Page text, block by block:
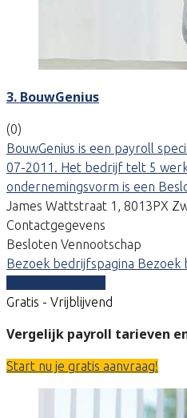
3. BouwGenius
(0)
BouwGenius is een payroll
07-2011. Het bedrijf telt 5
ondernemingsvorm is een
James Wattstraat 1, 8013PX
Contactgegevens
Besloten Vennootschap
Bezoek bedrijfspagina Bezoek
Gratis - Vrijblijvend
Vergelijk payroll tarieven
Start nu je gratis aanvraag!